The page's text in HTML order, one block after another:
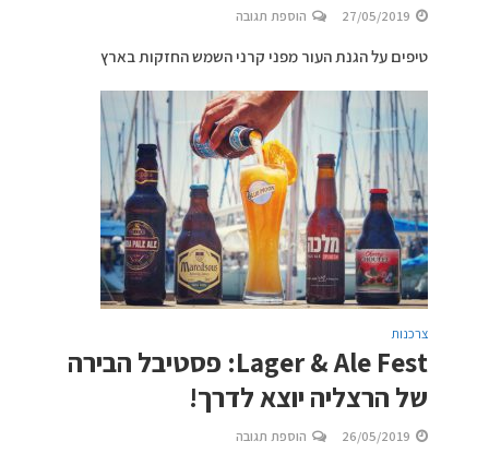
27/05/2019 הוספת תגובה
טיפים על הגנת העור מפני קרני השמש החזקות בארץ
צרכנות
Lager & Ale Fest: פסטיבל הבירה
של הרצליה יוצא לדרך!
26/05/2019 הוספת תגובה